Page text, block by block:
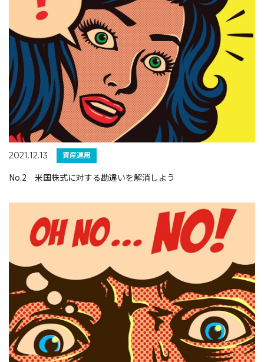
2021.12.13 資産運用
No.2 米国株式に対する勘違いを解消しよう